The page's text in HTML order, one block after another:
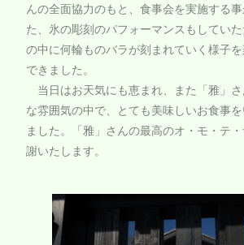
んの全面協力のもと、食事会を実施する
た、氷の彫刻のパフォーマンスもしてい
の中に何輪ものバラが刻まれていく様子
できました。
当日はお天気にも恵まれ、また
「雅」
な雰囲気の中で、 とても美味しいお食事
ました。「雅」さんの最高のオ・モ・テ
謝いたします。